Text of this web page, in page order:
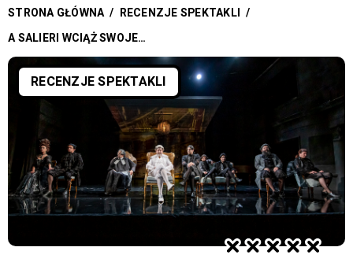
STRONA GŁÓWNA / RECENZJE SPEKTAKLI /
A SALIERI WCIĄŻ SWOJE…
RECENZJE SPEKTAKLI